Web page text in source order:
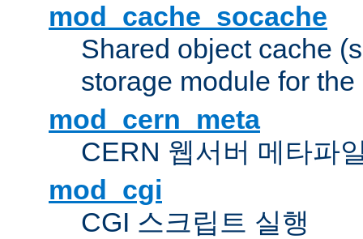
mod_cache_socache
Shared object cache
storage module for
mod_cern_meta
CERN 웹서버 메타파
mod_cgi
CGI 스크립트 실행